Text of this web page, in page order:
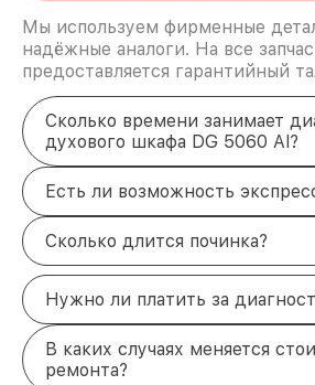
Мы используем фирменные
надёжные аналоги. На все
предоставляется гарантийный
Сколько времени занимает
духового шкафа DG 5060 Al?
Есть ли возможность
Сколько длится починка?
Нужно ли платить за
В каких случаях меняется
ремонта?